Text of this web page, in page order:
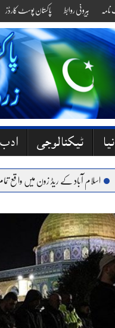
بیرونی روابط پاکستان پوسٹ کارڈز
ٹیکنالوجی ادب
آباد کے ریڈ زون میں واقع تمام